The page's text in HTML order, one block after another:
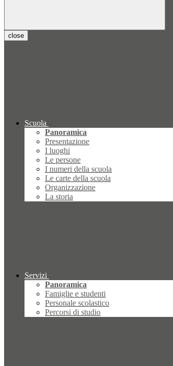
close
Scuola
Panoramica
Presentazione
I luoghi
Le persone
I numeri della scuola
Le carte della scuola
Organizzazione
La storia
Servizi
Panoramica
Famiglie e studenti
Personale scolastico
Percorsi di studio